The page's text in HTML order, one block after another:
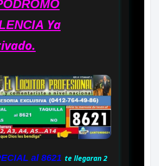
Ya
al 8621 te llegaran 2